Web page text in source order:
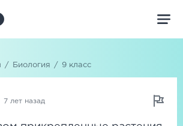
/ Биология / 9 класс
7 лет назад